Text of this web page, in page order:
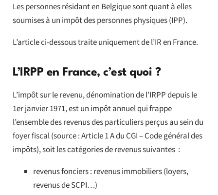
Les personnes résidant en Belgique sont quant à elles
soumises à un impôt des personnes physiques (IPP).
L’article ci-dessous traite uniquement de l’IR en France.
L’IRPP en France, c’est quoi ?
L’impôt sur le revenu, dénomination de l’IRPP depuis le
1er janvier 1971, est un impôt annuel qui frappe
l’ensemble des revenus des particuliers perçus au sein du
foyer fiscal (source : Article 1 A du CGI – Code général des
impôts), soit les catégories de revenus suivantes :
revenus fonciers : revenus immobiliers (loyers,
revenus de SCPI…)